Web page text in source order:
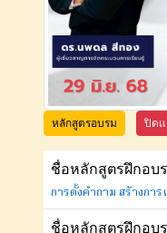
หลักสูตรอบรม ปิดแ
ชื่อหลักสูตรฝึกอบ
การตั้งคำถาม สร้างกา
ชื่อหลักสูตรฝึกอบ